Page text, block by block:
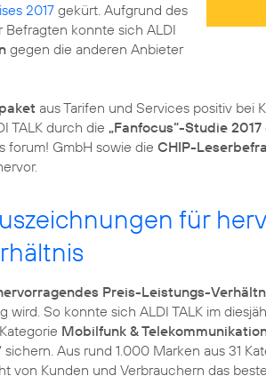
2017 gekürt. Aufgrund des
konnte sich ALDI
gegen die anderen Anbieter
aus Tarifen und Services positiv bei
TALK durch die „Fanfocus“-Studie 2017
forum! GmbH sowie die CHIP-
für
Preis-Leistungs-
wird. So konnte sich ALDI TALK im
Mobilfunk &
sichern. Aus rund 1.000 Marken aus 31
von Kunden und Verbrauchern das